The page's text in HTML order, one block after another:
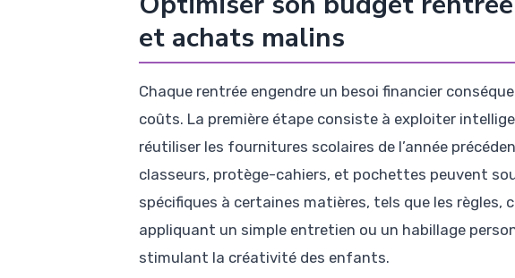
et achats malins
Chaque rentrée engendre un besoi financier
coûts. La première étape consiste à exploiter
réutiliser les fournitures scolaires de l’année
classeurs, protège-cahiers, et pochettes peuvent
spécifiques à certaines matières, tels que les
appliquant un simple entretien ou un habillage
stimulant la créativité des enfants.